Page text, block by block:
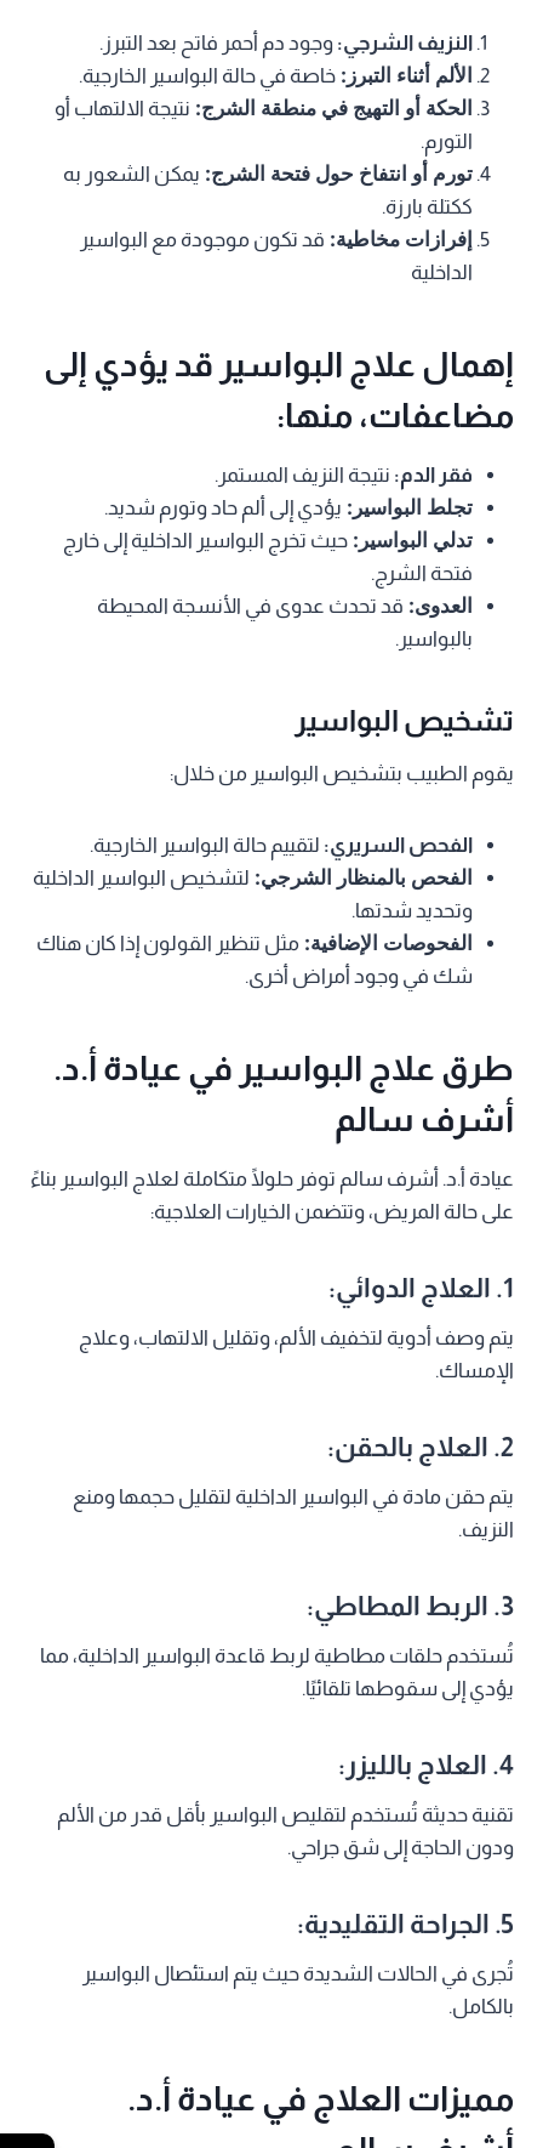
النزيف الشرجي: وجود دم أحمر فاتح بعد التبرز.
الألم أثناء التبرز: خاصة في حالة البواسير الخارجية.
الحكة أو التهيج في منطقة الشرج: نتيجة الالتهاب أو
التورم.
تورم أو انتفاخ حول فتحة الشرج: يمكن الشعور به
ككتلة بارزة.
إفرازات مخاطية: قد تكون موجودة مع البواسير
الداخلية
إهمال علاج البواسير قد يؤدي إلى
مضاعفات، منها:
فقر الدم: نتيجة النزيف المستمر.
تجلط البواسير: يؤدي إلى ألم حاد وتورم شديد.
تدلي البواسير: حيث تخرج البواسير الداخلية إلى خارج
فتحة الشرج.
العدوى: قد تحدث عدوى في الأنسجة المحيطة
بالبواسير.
تشخيص البواسير
يقوم الطبيب بتشخيص البواسير من خلال:
الفحص السريري: لتقييم حالة البواسير الخارجية.
الفحص بالمنظار الشرجي: لتشخيص البواسير الداخلية
وتحديد شدتها.
الفحوصات الإضافية: مثل تنظير القولون إذا كان هناك
شك في وجود أمراض أخرى.
طرق علاج البواسير في عيادة أ.د.
أشرف سالم
عيادة أ.د. أشرف سالم توفر حلولًا متكاملة لعلاج البواسير بناءً
على حالة المريض، وتتضمن الخيارات العلاجية:
1. العلاج الدوائي:
يتم وصف أدوية لتخفيف الألم، وتقليل الالتهاب، وعلاج
الإمساك.
2. العلاج بالحقن:
يتم حقن مادة في البواسير الداخلية لتقليل حجمها ومنع
النزيف.
3. الربط المطاطي:
تُستخدم حلقات مطاطية لربط قاعدة البواسير الداخلية، مما
يؤدي إلى سقوطها تلقائيًا.
4. العلاج بالليزر:
تقنية حديثة تُستخدم لتقليص البواسير بأقل قدر من الألم
ودون الحاجة إلى شق جراحي.
5. الجراحة التقليدية:
تُجرى في الحالات الشديدة حيث يتم استئصال البواسير
بالكامل.
مميزات العلاج في عيادة أ.د.